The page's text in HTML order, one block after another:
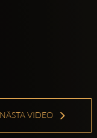
NÄSTA VIDEO